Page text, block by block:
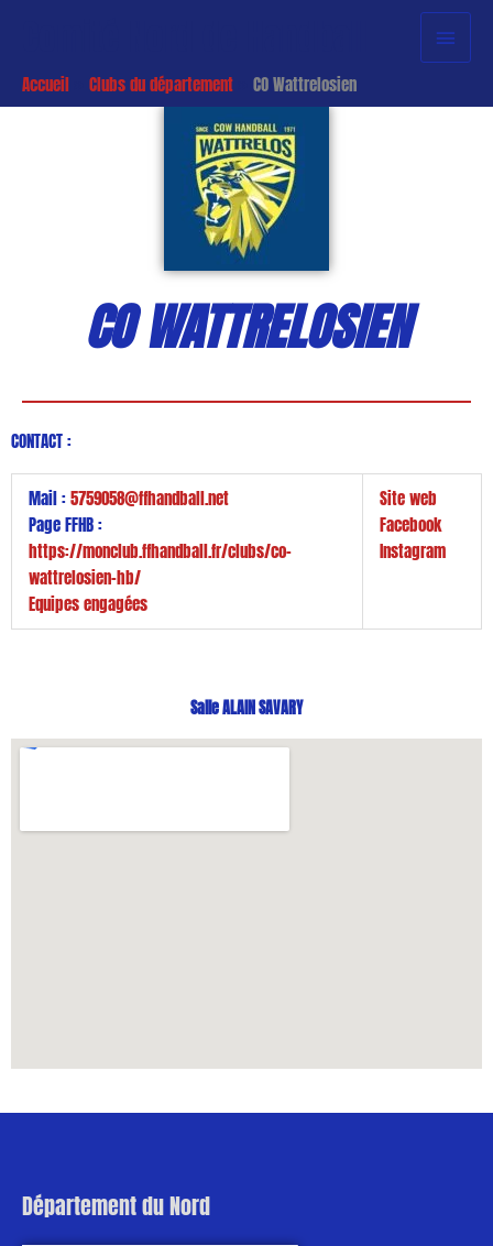
Menu
Accueil Clubs du département CO Wattrelosien
CO WATTRELOSIEN
CONTACT :
Mail :5759058@ffhandball.net
Page FFHB :
https://monclub.ffhandball.fr/clubs/co-
wattrelosien-hb/
Equipes engagées
Site web
Facebook
Instagram
Salle ALAIN SAVARY
Département du Nord